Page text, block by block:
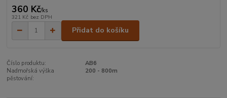
360 Kč/ks
321 Kč bez DPH
Přidat do košíku
Číslo produktu:
AB6
Nadmořská výška
pěstování:
200 - 800m